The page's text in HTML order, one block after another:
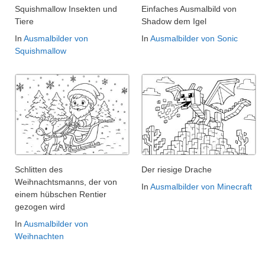
Squishmallow Insekten und
Tiere
In Ausmalbilder von
Squishmallow
Einfaches Ausmalbild von
Shadow dem Igel
In Ausmalbilder von Sonic
Schlitten des
Weihnachtsmanns, der von
einem hübschen Rentier
gezogen wird
In Ausmalbilder von
Weihnachten
Der riesige Drache
In Ausmalbilder von Minecraft